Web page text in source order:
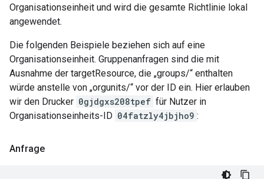
Organisationseinheit und wird die gesamte Richtlinie lokal
angewendet.
Die folgenden Beispiele beziehen sich auf eine
Organisationseinheit. Gruppenanfragen sind die mit
Ausnahme der targetResource, die „groups/“ enthalten
würde anstelle von „orgunits/“ vor der ID ein. Hier erlauben
wir den Drucker 0gjdgxs208tpef für Nutzer in
Organisationseinheits-ID 04fatzly4jbjho9 :
Anfrage